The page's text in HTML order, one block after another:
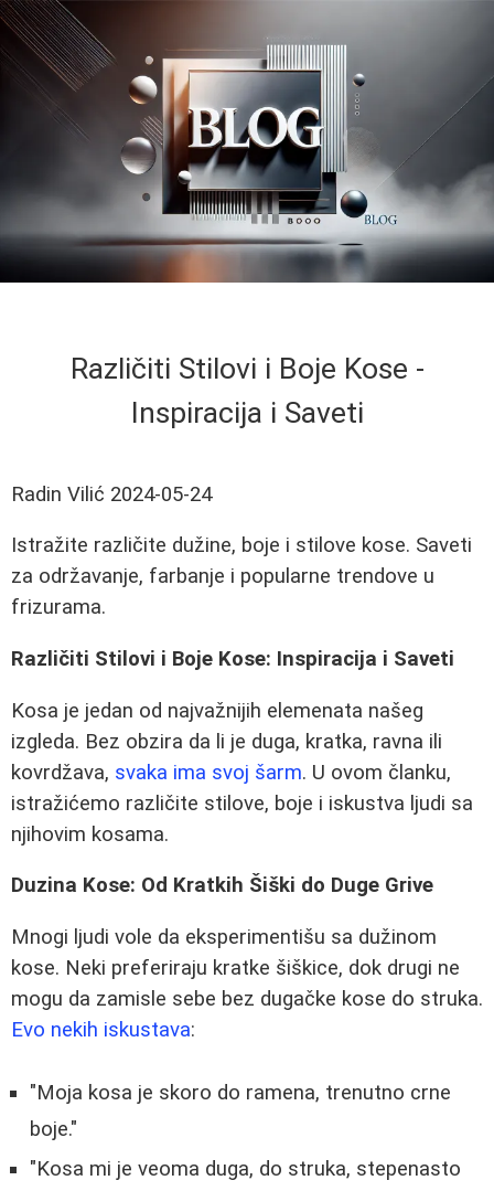
Različiti Stilovi i Boje Kose -
Inspiracija i Saveti
Radin Vilić 2024-05-24
Istražite različite dužine, boje i stilove kose. Saveti
za održavanje, farbanje i popularne trendove u
frizurama.
Različiti Stilovi i Boje Kose: Inspiracija i Saveti
Kosa je jedan od najvažnijih elemenata našeg
izgleda. Bez obzira da li je duga, kratka, ravna ili
kovrdžava, svaka ima svoj šarm. U ovom članku,
istražićemo različite stilove, boje i iskustva ljudi sa
njihovim kosama.
Duzina Kose: Od Kratkih Šiški do Duge Grive
Mnogi ljudi vole da eksperimentišu sa dužinom
kose. Neki preferiraju kratke šiškice, dok drugi ne
mogu da zamisle sebe bez dugačke kose do struka.
Evo nekih iskustava:
"Moja kosa je skoro do ramena, trenutno crne
boje."
"Kosa mi je veoma duga, do struka, stepenasto